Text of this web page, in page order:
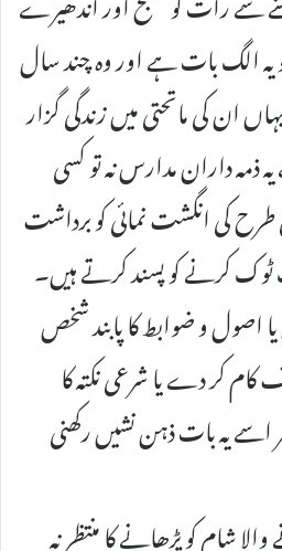
یہ الگ بات ہے اور وہ چند سال
ان کی ماتحتی میں زندگی گزار
ذمہ داران مدارس نہ تو کسی
طرح کی انگشت نمائی کو برداشت
کرنے کو پسند کرتے ہیں۔
اصول و ضوابط کا پابند شخص
کر دے یا شرعی نکتہ کا
یہ بات ذہن نشیں رکھنی
شام کو پڑھانے کا منتظر نہ